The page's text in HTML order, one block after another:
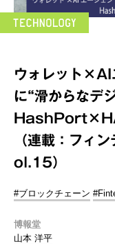
ウォレット×AI
に“滑からなデ
（連載：フィ
ol.15）
#ブロックチェーン
博報堂
山本 洋平